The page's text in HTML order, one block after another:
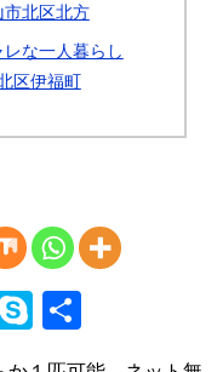
北区北方
な一人暮らし
区伊福町
T
S